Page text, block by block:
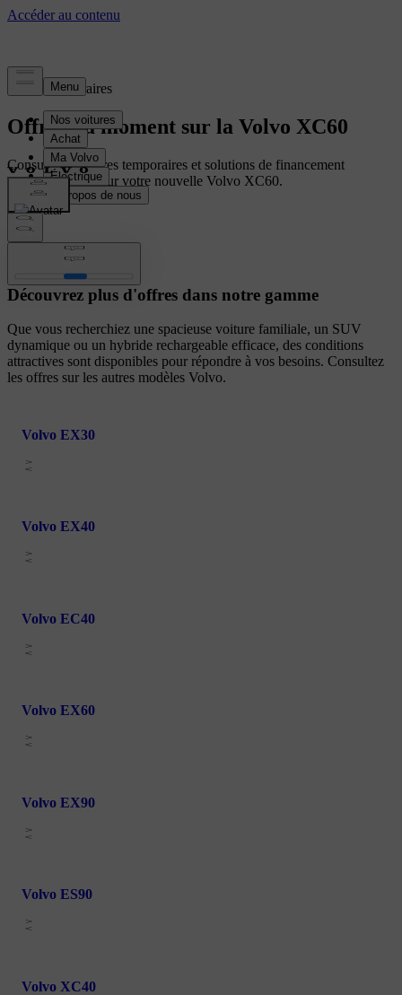
Offres temporaires
Offres du moment sur la Volvo XC60
Consultez les offres temporaires et solutions de financement
personnalisées pour votre nouvelle Volvo XC60.
Autres voitures
Découvrez plus d'offres dans notre gamme
Que vous recherchiez une spacieuse voiture familiale, un SUV
dynamique ou un hybride rechargeable efficace, des conditions
attractives sont disponibles pour répondre à vos besoins. Consultez
les offres sur les autres modèles Volvo.
Volvo EX30
Volvo EX40
Volvo EC40
Volvo EX60
Volvo EX90
Volvo ES90
Volvo XC40